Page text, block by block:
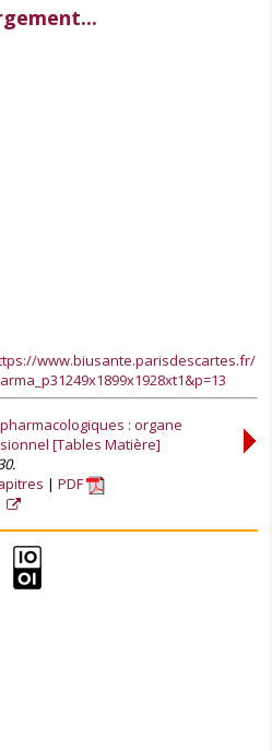
www.biusante.parisdescartes.fr/
: organe
[Tables Matière]
PDF